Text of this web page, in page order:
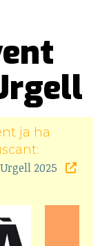
ja ha
2025